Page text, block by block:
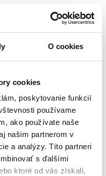
O cookies
cookies
poskytovanie funkcií
používame
ako používate naše
našim partnerom v
a analýzy. Títo partneri
s ďalšími
ktoré od vás získali,